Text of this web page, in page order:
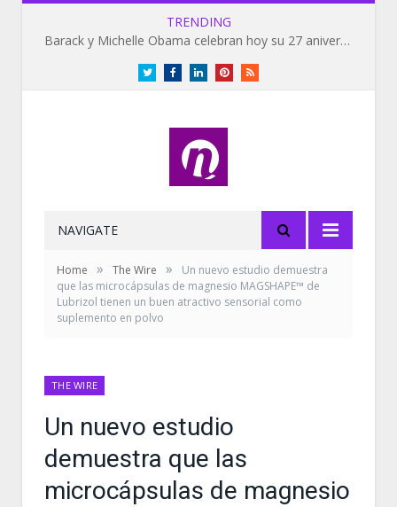
TRENDING
Barack y Michelle Obama celebran hoy su 27 aniversario de bodas
TwitterFacebookLinkedInPinterestRSS
NAVIGATE
Home » The Wire »
Un nuevo estudio demuestra
que las microcápsulas de magnesio MAGSHAPE™ de
Lubrizol tienen un buen atractivo sensorial como
suplemento en polvo
THE WIRE
Un nuevo estudio
demuestra que las
microcápsulas de magnesio